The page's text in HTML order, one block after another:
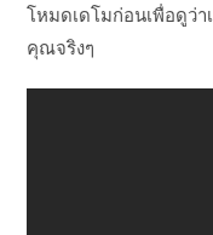
โหมดเดโมก่อนเพื่อดูว่
คุณจริงๆ